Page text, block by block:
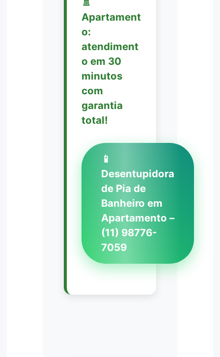
Apartament
o:
atendiment
o em 30
minutos
com
garantia
total!
📱
Desentupidora
de Pia de
Banheiro em
Apartamento –
(11) 98776-
7059